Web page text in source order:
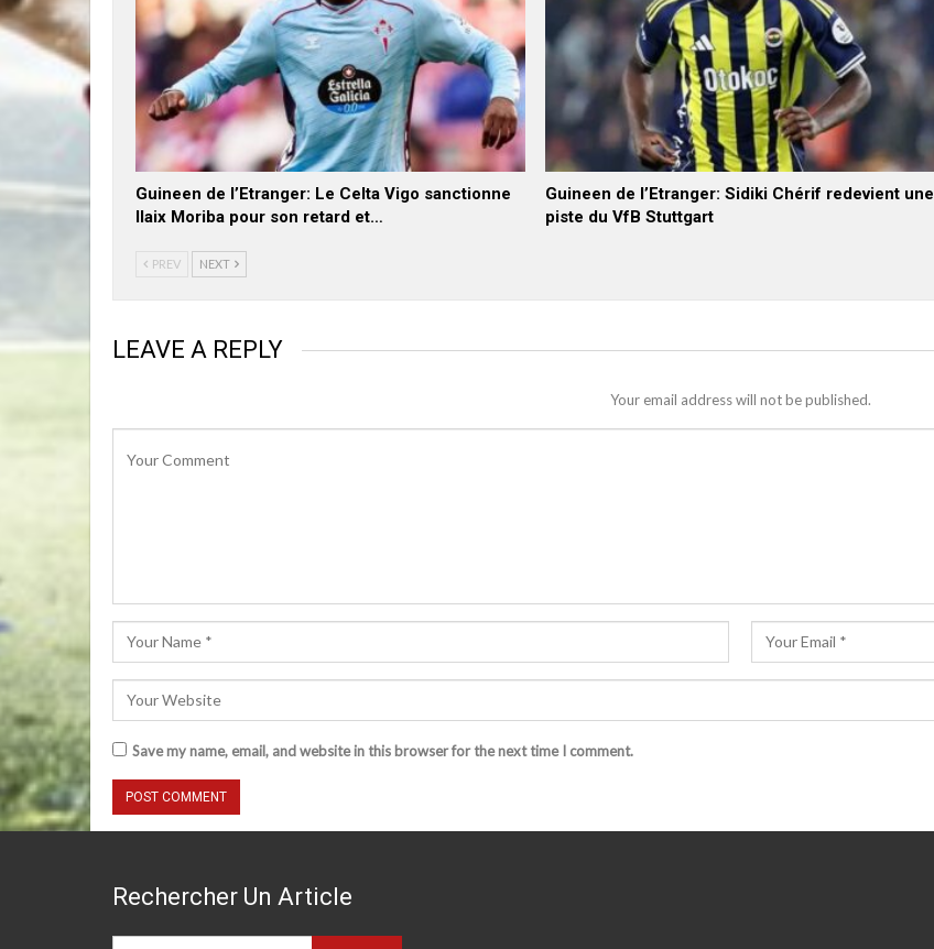
Guineen de l’Etranger: Le Celta Vigo sanctionne
Ilaix Moriba pour son retard et…
Guineen de l’Etranger: Sidiki Chérif redevient une
piste du VfB Stuttgart
PREV NEXT
LEAVE A REPLY
Your email address will not be published.
Save my name, email, and website in this browser for the next time I comment.
Rechercher Un Article